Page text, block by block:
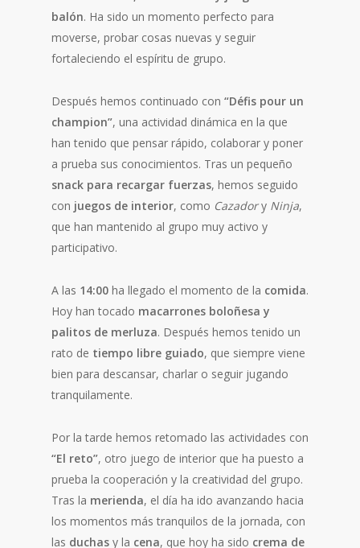
balón. Ha sido un momento perfecto para
moverse, probar cosas nuevas y seguir
fortaleciendo el espíritu de grupo.
Después hemos continuado con “Défis pour un
champion”, una actividad dinámica en la que
han tenido que pensar rápido, colaborar y poner
a prueba sus conocimientos. Tras un pequeño
snack para recargar fuerzas, hemos seguido
con juegos de interior, como Cazadory Ninja,
que han mantenido al grupo muy activo y
participativo.
A las 14:00 ha llegado el momento de la comida.
Hoy han tocado macarrones boloñesa y
palitos de merluza. Después hemos tenido un
rato de tiempo libre guiado, que siempre viene
bien para descansar, charlar o seguir jugando
tranquilamente.
Por la tarde hemos retomado las actividades con
“El reto”, otro juego de interior que ha puesto a
prueba la cooperación y la creatividad del grupo.
Tras la merienda, el día ha ido avanzando hacia
los momentos más tranquilos de la jornada, con
las duchas y la cena, que hoy ha sido crema de